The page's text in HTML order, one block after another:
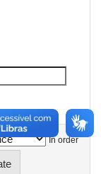
In order